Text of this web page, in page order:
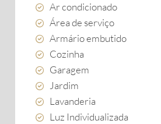
Ar condicionado
Área de serviço
Armário embutido
Cozinha
Garagem
Jardim
Lavanderia
Luz Individualizada